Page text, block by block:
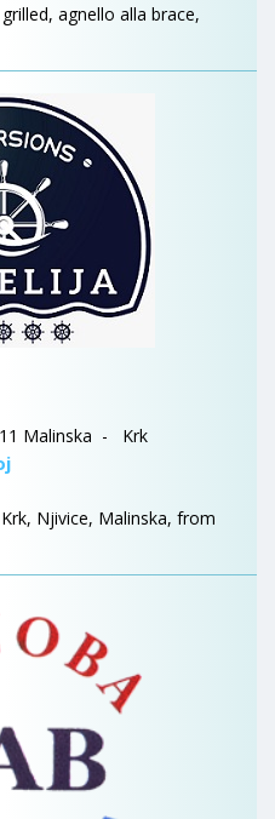
agnello alla brace,
Malinska - Krk
Njivice, Malinska, from